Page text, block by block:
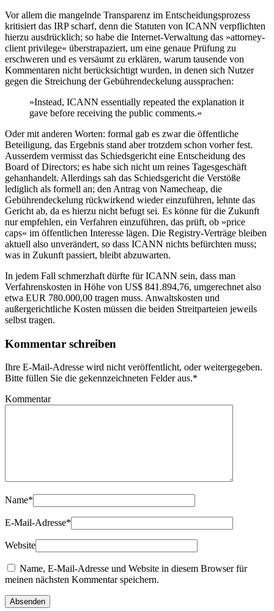
Vor allem die mangelnde Transparenz im Entscheidungsprozess
kritisiert das IRP scharf, denn die Statuten von ICANN verpflichten
hierzu ausdrücklich; so habe die Internet-Verwaltung das »attorney-
client privilege« überstrapaziert, um eine genaue Prüfung zu
erschweren und es versäumt zu erklären, warum tausende von
Kommentaren nicht berücksichtigt wurden, in denen sich Nutzer
gegen die Streichung der Gebührendeckelung aussprachen:
»Instead, ICANN essentially repeated the explanation it
gave before receiving the public comments.«
Oder mit anderen Worten: formal gab es zwar die öffentliche
Beteiligung, das Ergebnis stand aber trotzdem schon vorher fest.
Ausserdem vermisst das Schiedsgericht eine Entscheidung des
Board of Directors; es habe sich nicht um reines Tagesgeschäft
gehanhandelt. Allerdings sah das Schiedsgericht die Verstöße
lediglich als formell an; den Antrag von Namecheap, die
Gebührendeckelung rückwirkend wieder einzuführen, lehnte das
Gericht ab, da es hierzu nicht befugt sei. Es könne für die Zukunft
nur empfehlen, ein Verfahren einzuführen, das prüft, ob »price
caps« im öffentlichen Interesse lägen. Die Registry-Verträge bleiben
aktuell also unverändert, so dass ICANN nichts befürchten muss;
was in Zukunft passiert, bleibt abzuwarten.
In jedem Fall schmerzhaft dürfte für ICANN sein, dass man
Verfahrenskosten in Höhe von US$ 841.894,76, umgerechnet also
etwa EUR 780.000,00 tragen muss. Anwaltskosten und
außergerichtliche Kosten müssen die beiden Streitparteien jeweils
selbst tragen.
Kommentar schreiben
Ihre E-Mail-Adresse wird nicht veröffentlicht, oder weitergegeben.
Bitte füllen Sie die gekennzeichneten Felder aus.*
Kommentar
Name*
E-Mail-Adresse*
Website
Name, E-Mail-Adresse und Website in diesem Browser für
meinen nächsten Kommentar speichern.